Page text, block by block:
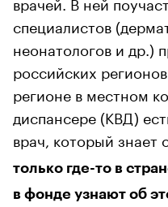
специалистов
неонатологов и др.)
российских
регионе в местном
диспансере (КВД)
врач, который знает
только где-то в
в фонде узнают об